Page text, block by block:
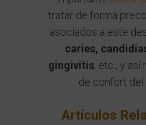
tratar de forma
asociados a este
caries,
gingivitis, etc., y así
de confort del
Artículos